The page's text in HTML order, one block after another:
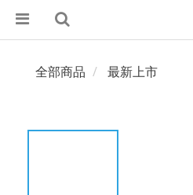
全部商品 最新上市